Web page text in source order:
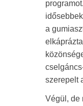
a
szerepelt
Végül, de